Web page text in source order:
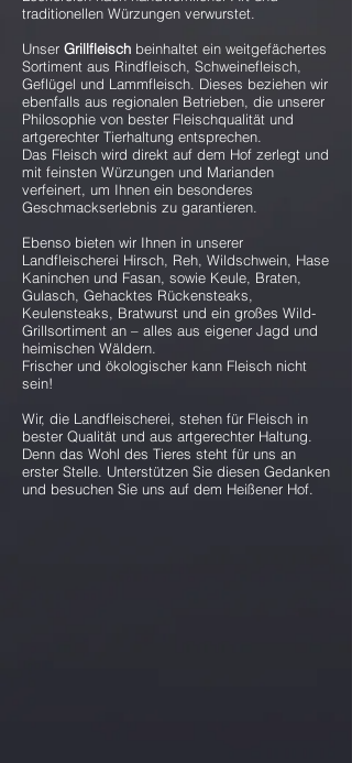
traditionellen Würzungen verwurstet.
Unser Grillfleisch beinhaltet ein weitgefächertes
Sortiment aus Rindfleisch, Schweinefleisch,
Geflügel und Lammfleisch. Dieses beziehen wir
ebenfalls aus regionalen Betrieben, die unserer
Philosophie von bester Fleischqualität und
artgerechter Tierhaltung entsprechen.
Das Fleisch wird direkt auf dem Hof zerlegt und
mit feinsten Würzungen und Marianden
verfeinert, um Ihnen ein besonderes
Geschmackserlebnis zu garantieren.
Ebenso bieten wir Ihnen in unserer
Landfleischerei Hirsch, Reh, Wildschwein, Hase
Kaninchen und Fasan, sowie Keule, Braten,
Gulasch, Gehacktes Rückensteaks,
Keulensteaks, Bratwurst und ein großes Wild-
Grillsortiment an – alles aus eigener Jagd und
heimischen Wäldern.
Frischer und ökologischer kann Fleisch nicht
sein!
Wir, die Landfleischerei, stehen für Fleisch in
bester Qualität und aus artgerechter Haltung.
Denn das Wohl des Tieres steht für uns an
erster Stelle. Unterstützen Sie diesen Gedanken
und besuchen Sie uns auf dem Heißener Hof.